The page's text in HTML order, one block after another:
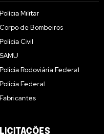
Polícia Militar
Corpo de Bombeiros
Polícia Civil
SAMU
Polícia Rodoviária Federal
Polícia Federal
Fabricantes
LICITAÇÕES